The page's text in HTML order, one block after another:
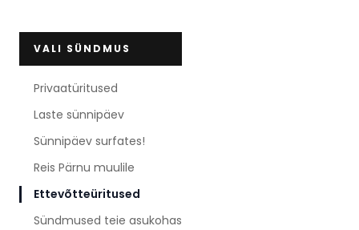
VALI SÜNDMUS
Privaatüritused
Laste sünnipäev
Sünnipäev surfates!
Reis Pärnu muulile
Ettevõtteüritused
Sündmused teie asukohas